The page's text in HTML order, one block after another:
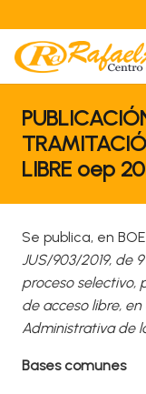
LIBRE oep
Se publica, en
JUS/903/2019, de
proceso selectivo,
de acceso libre,
Administrativa de
Bases comunes